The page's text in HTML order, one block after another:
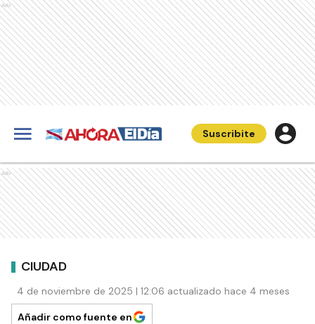
Ads
Suscribite
Ads
CIUDAD
4 de noviembre de 2025 | 12:06 actualizado hace 4 meses
Añadir como fuente en